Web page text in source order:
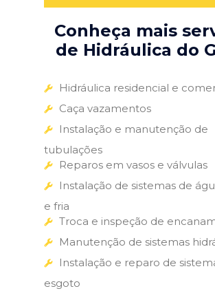
Conheça mais
de Hidráulica do
Hidráulica residencial e
Caça vazamentos
Instalação e manutenção de
tubulações
Reparos em vasos e válvulas
Instalação de sistemas de
e fria
Troca e inspeção de
Manutenção de sistemas
Instalação e reparo de
esgoto